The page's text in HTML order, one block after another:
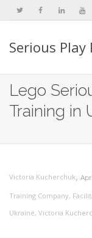
Serious Play
Lego
Training in
Victoria Kucherchuk,
Training Company,
Ukraine, Victoria